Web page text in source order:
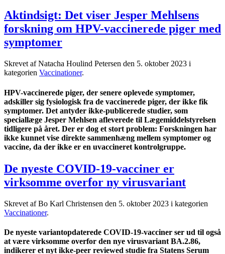
Aktindsigt: Det viser Jesper Mehlsens
forskning om HPV-vaccinerede piger med
symptomer
Skrevet af Natacha Houlind Petersen den 5. oktober 2023 i
kategorien Vaccinationer.
HPV-vaccinerede piger, der senere oplevede symptomer,
adskiller sig fysiologisk fra de vaccinerede piger, der ikke fik
symptomer. Det antyder ikke-publicerede studier, som
speciallæge Jesper Mehlsen afleverede til Lægemiddelstyrelsen
tidligere på året. Der er dog et stort problem: Forskningen har
ikke kunnet vise direkte sammenhæng mellem symptomer og
vaccine, da der ikke er en uvaccineret kontrolgruppe.
De nyeste COVID-19-vacciner er
virksomme overfor ny virusvariant
Skrevet af Bo Karl Christensen den 5. oktober 2023 i kategorien
Vaccinationer.
De nyeste variantopdaterede COVID-19-vacciner ser ud til også
at være virksomme overfor den nye virusvariant BA.2.86,
indikerer et nyt ikke-peer reviewed studie fra Statens Serum